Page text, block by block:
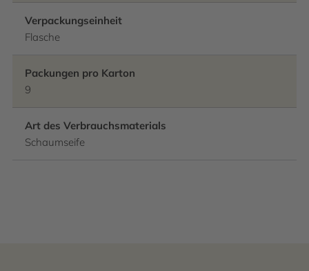
Verpackungseinheit
Flasche
Packungen pro Karton
9
Art des Verbrauchsmaterials
Schaumseife